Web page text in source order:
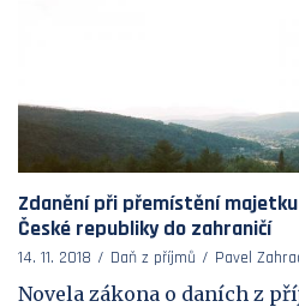
Zdanění při přemístění
České republiky do zahraničí
14. 11. 2018 Daň z příjmů Pavel
Novela zákona o daních z